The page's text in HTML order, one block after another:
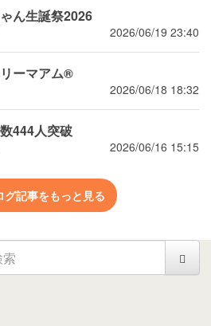
ん生誕祭2026
2026/06/19 23:40
ーマアム®
2026/06/18 18:32
444人突破
2026/06/16 15:15
グ記事をもっと見る